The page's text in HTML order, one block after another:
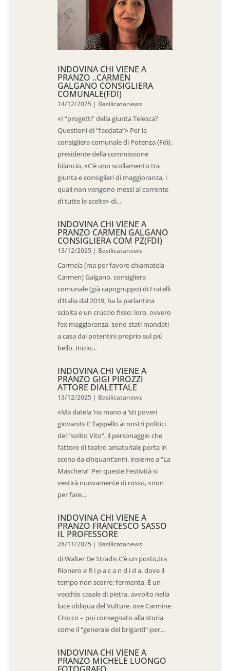
INDOVINA CHI VIENE A
PRANZO ..CARMEN
GALGANO CONSIGLIERA
COMUNALE(FDI)
14/12/2025 | Basilicatanews
«I “progetti” della giunta Telesca?
Questioni di “facciata”» Per la
consigliera comunale di Potenza (Fdi),
presidente della commissione
bilancio, «C’è uno scollamento tra
giunta e consiglieri di maggioranza, i
quali non vengono messi al corrente
di tutte le scelte» di...
INDOVINA CHI VIENE A
PRANZO CARMEN GALGANO
CONSIGLIERA COM PZ(FDI)
13/12/2025 | Basilicatanews
Carmela (ma per favore chiamatela
Carmen) Galgano, consigliera
comunale (già capogruppo) di Fratelli
d’Italia dal 2019, ha la parlantina
sciolta e un cruccio fisso: loro, ovvero
l’ex maggioranza, sono stati mandati
a casa dai potentini proprio sul più
bello. Inizio...
INDOVINA CHI VIENE A
PRANZO GIGI PIROZZI
ATTORE DIALETTALE
13/12/2025 | Basilicatanews
«Ma datela ‘na mano a ‘sti poveri
giovani!» E’ l’appello ai nostri politici
del “solito Vito”, il personaggio che
l’attore di teatro amatoriale porta in
scena da cinquant’anni, insieme a “La
Maschera” Per queste Festività si
vestirà nuovamente di rosso, «non
per fare...
INDOVINA CHI VIENE A
PRANZO FRANCESCO SASSO
IL PROFESSORE
28/11/2025 | Basilicatanews
di Walter De Stradis C’è un posto,tra
Rionero e R i p a c a n d i d a, dove il
tempo non scorre: fermenta. È un
vecchio casale di pietra, avvolto nella
luce obliqua del Vulture, ove Carmine
Crocco – poi consegnato alla storia
come il “generale dei briganti”-per...
INDOVINA CHI VIENE A
PRANZO MICHELE LUONGO
FOTOGRAFO